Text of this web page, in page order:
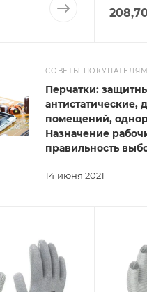
СОВЕТЫ ПОКУПАТЕЛЯМ
14 июня 2021
Перчатки:
антистатические,
помещений,
Назначение
правильность